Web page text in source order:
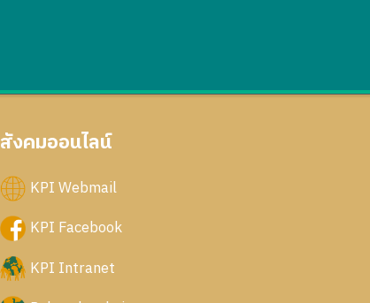
สังคมออนไลน์
KPI Webmail
KPI Facebook
KPI Intranet